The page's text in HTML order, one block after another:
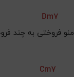
Dm7
منو فروختی به چند
Cm7